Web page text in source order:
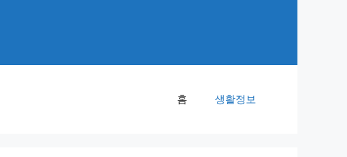
홈 생활정보